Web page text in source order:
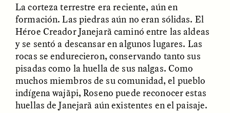
Connections and
Conflicts With Seals in
Sounding the Border
UZMA FALAK
La corteza terrestre era reciente, aún en
formación. Las piedras aún no eran sólidas. El
Héroe Creador Janejarã caminó entre las aldeas
y se sentó a descansar en algunos lugares. Las
rocas se endurecieron, conservando tanto sus
pisadas como la huella de sus nalgas. Como
muchos miembros de su comunidad, el pueblo
indígena wajãpi, Roseno puede reconocer estas
huellas de Janejarã aún existentes en el paisaje.